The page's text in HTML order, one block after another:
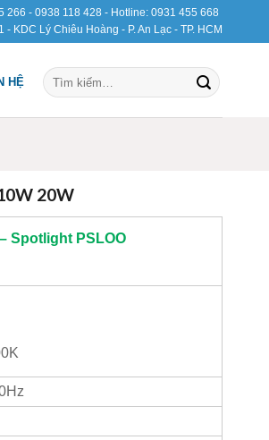
266 - 0938 118 428 - Hotline: 0931 455 668
- KDC Lý Chiêu Hoàng - P. An Lạc - TP. HCM
HỆ
Tìm
kiếm:
20W
Spotlight PSLOO